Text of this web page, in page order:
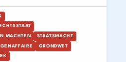
MACHTEN STAATSMACHT
GRONDWET